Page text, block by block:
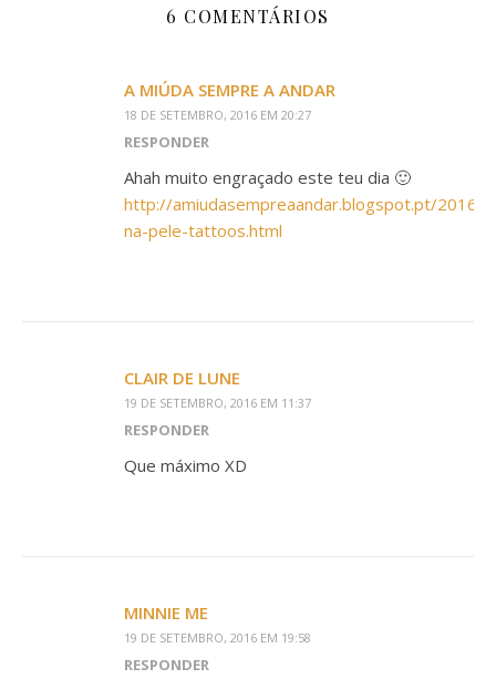
6 COMENTÁRIOS
A MIÚDA SEMPRE A ANDAR
18 DE SETEMBRO, 2016 EM 20:27
RESPONDER
Ahah muito engraçado este teu dia 🙂
http://amiudasempreaandar.blogspot.pt/2016/
na-pele-tattoos.html
CLAIR DE LUNE
19 DE SETEMBRO, 2016 EM 11:37
RESPONDER
Que máximo XD
MINNIE ME
19 DE SETEMBRO, 2016 EM 19:58
RESPONDER